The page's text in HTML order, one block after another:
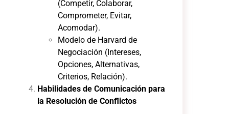
(Competir, Colaborar,
Comprometer, Evitar,
Acomodar).
Modelo de Harvard de
Negociación (Intereses,
Opciones, Alternativas,
Criterios, Relación).
Habilidades de Comunicación para
la Resolución de Conflictos